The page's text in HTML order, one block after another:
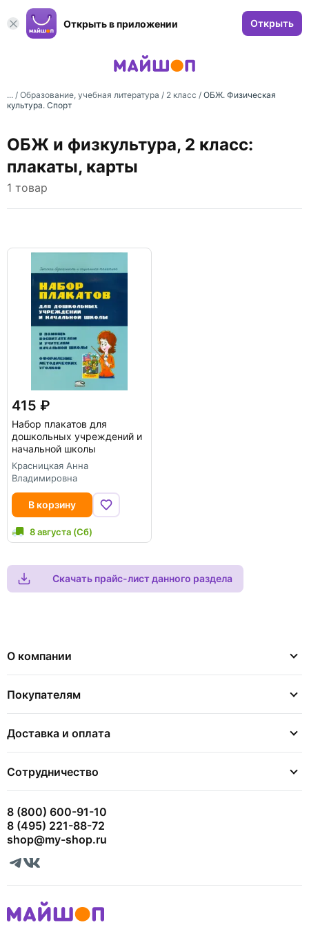
Открыть в приложении Открыть
... / Образование, учебная литература / 2 класс / ОБЖ. Физическая
культура. Спорт
ОБЖ и физкультура, 2 класс:
плакаты, карты
1 товар
415
Набор плакатов для
дошкольных учреждений и
начальной школы
Красницкая Анна
Владимировна
В корзину
8 августа (Сб)
Скачать прайс-лист данного раздела
О компании
Покупателям
Доставка и оплата
Сотрудничество
8 (800) 600-91-10
8 (495) 221-88-72
shop@my-shop.ru